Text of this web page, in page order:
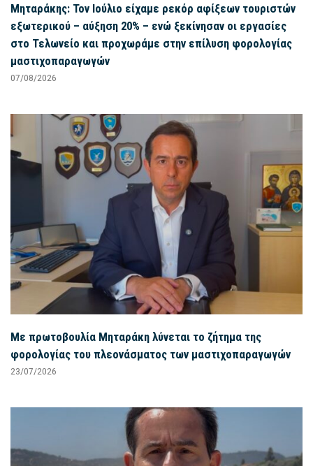
Μηταράκης: Τον Ιούλιο είχαμε ρεκόρ αφίξεων τουριστών
εξωτερικού – αύξηση 20% – ενώ ξεκίνησαν οι εργασίες
στο Τελωνείο και προχωράμε στην επίλυση φορολογίας
μαστιχοπαραγωγών
07/08/2026
Με πρωτοβουλία Μηταράκη λύνεται το ζήτημα της
φορολογίας του πλεονάσματος των μαστιχοπαραγωγών
23/07/2026